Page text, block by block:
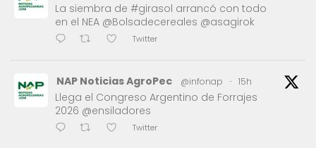
La siembra de #girasol arrancó con todo
en el NEA @Bolsadecereales @asagirok
Twitter
NAP Noticias AgroPec @infonap · 15h
Llega el Congreso Argentino de Forrajes
2026 @ensiladores
Twitter